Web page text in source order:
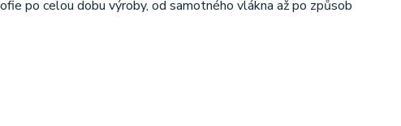
po celou dobu výroby, od samotného vlákna až po způsob